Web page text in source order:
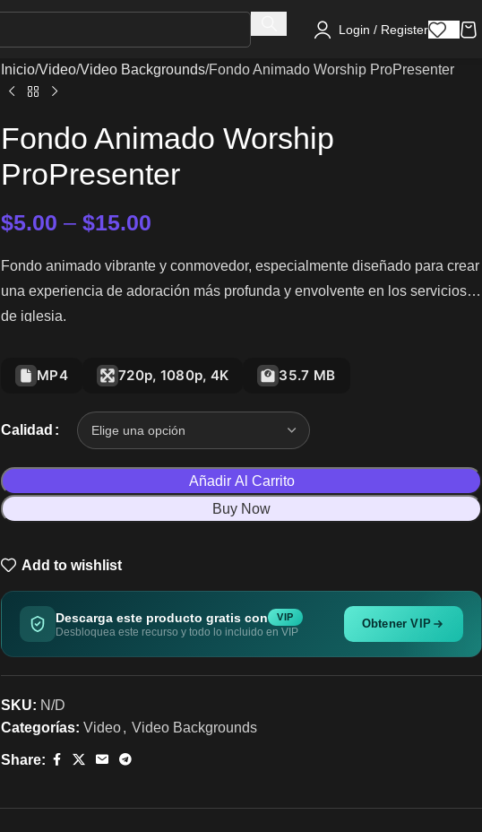
Login / Register
Inicio Video Video Backgrounds Fondo Animado Worship ProPresenter
Fondo Animado Worship
ProPresenter
$5.00 – $15.00
Fondo animado vibrante y conmovedor, especialmente diseñado para crear
una experiencia de adoración más profunda y envolvente en los servicios
de iglesia.
MP4 720p, 1080p, 4K 35.7 MB
Calidad
Añadir Al Carrito
Buy Now
Add to wishlist
Descarga este producto gratis con VIP
Desbloquea este recurso y todo lo incluido en VIP
Obtener VIP
SKU: N/D
Categorías: Video, Video Backgrounds
Share: